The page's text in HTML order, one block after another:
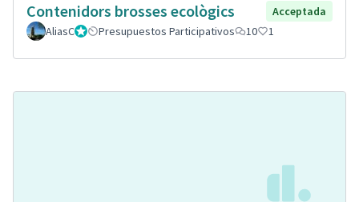
Contenidors brosses ecològics
Acceptada
AliasCGestorPresupuestos Participativos 10 1